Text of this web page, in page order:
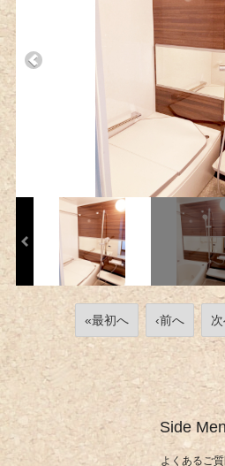
«最初へ ‹前へ 次
Side
よくあるご